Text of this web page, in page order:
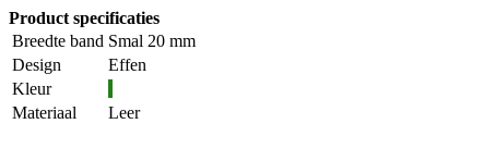
Product specificaties
Breedte band Smal 20 mm
Design
Effen
Kleur
Materiaal
Leer